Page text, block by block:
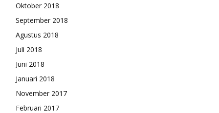
Oktober 2018
September 2018
Agustus 2018
Juli 2018
Juni 2018
Januari 2018
November 2017
Februari 2017